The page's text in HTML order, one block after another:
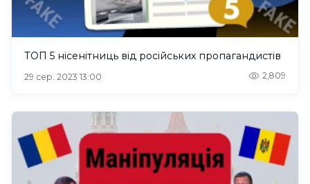
ТОП 5 нісенітниць від російських пропагандистів
29 сер. 2023 13:00 2,809